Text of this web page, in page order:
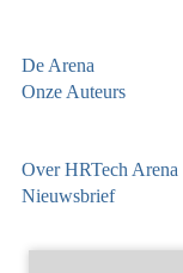
De Arena
Onze Auteurs
Over HRTech Arena
Nieuwsbrief